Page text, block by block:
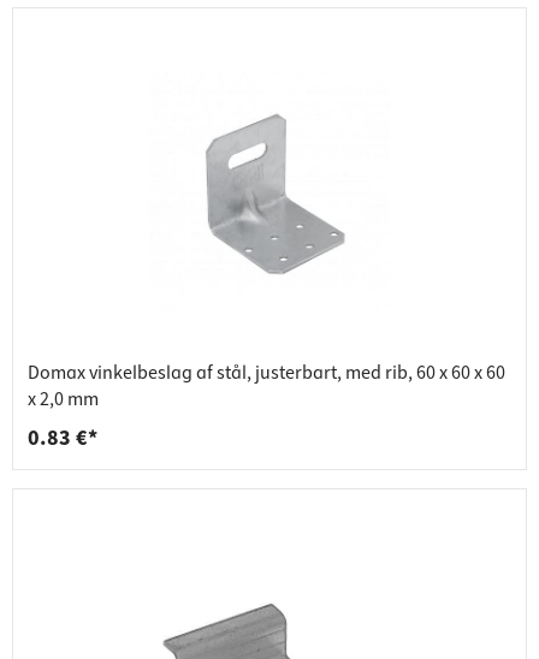
Domax vinkelbeslag af stål, justerbart, med rib, 60 x 60 x 60
x 2,0 mm
0.83 €*